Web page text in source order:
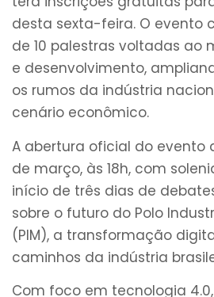
desta sexta-feira. O evento
de 10 palestras voltadas ao
e desenvolvimento,
os rumos da indústria
cenário econômico.
A abertura oficial do evento
de março, às 18h, com
início de três dias de
sobre o futuro do Polo
(PIM), a transformação
caminhos da indústria
Com foco em tecnologia